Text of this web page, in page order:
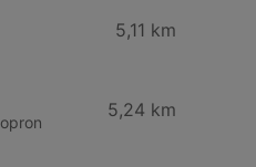
5,11 km
5,24 km